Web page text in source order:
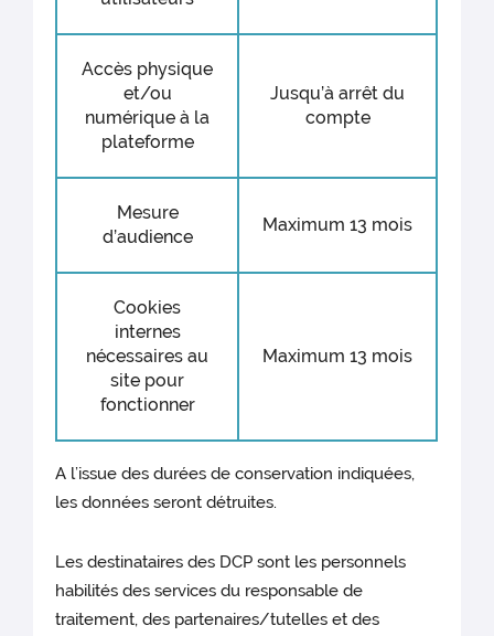
Accès physique
et/ou
numérique à la
plateforme
Jusqu’à arrêt du
compte
Mesure
d’audience
Maximum 13 mois
Cookies
internes
nécessaires au
site pour
fonctionner
Maximum 13 mois
A l’issue des durées de conservation indiquées,
les données seront détruites.
Les destinataires des DCP sont les personnels
habilités des services du responsable de
traitement, des partenaires/tutelles et des